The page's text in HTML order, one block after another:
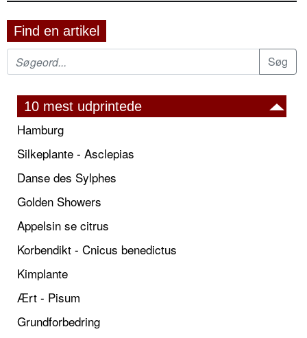
Find en artikel
10 mest udprintede
Hamburg
Silkeplante - Asclepias
Danse des Sylphes
Golden Showers
Appelsin se citrus
Korbendikt - Cnicus benedictus
Kimplante
Ært - Pisum
Grundforbedring